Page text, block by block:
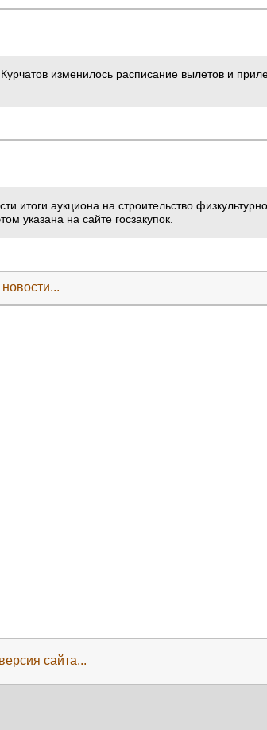
изменилось расписание вылетов и
аукциона на строительство
указана на сайте госзакупок.
сайта...